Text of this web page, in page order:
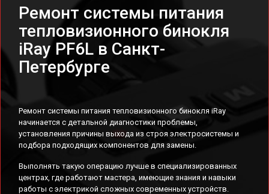
Ремонт системы питания
тепловизионного бинокля
iRay PF6L в Санкт-
Петербурге
Ремонт системы питания тепловизионного бинокля iRay
начинается с детальной диагностики проблемы,
установления причины выхода из строя электросистемы и
подбора подходящих компонентов для замены.
Выполнять такую операцию лучше в специализированных
центрах, где работают мастера, имеющие знания и навыки
работы с электрикой сложных современных устройств.